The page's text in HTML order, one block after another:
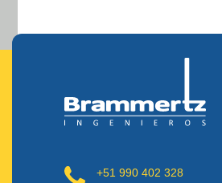
+51 990 402 328